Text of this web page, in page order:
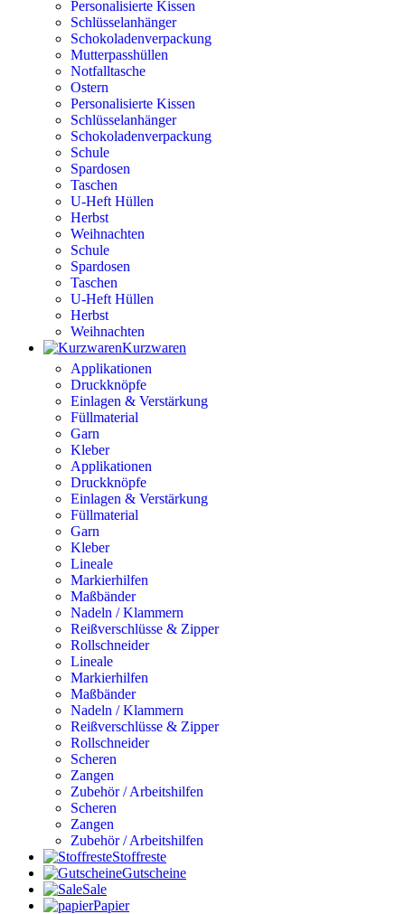
Personalisierte Kissen
Schlüsselanhänger
Schokoladenverpackung
Mutterpasshüllen
Notfalltasche
Ostern
Personalisierte Kissen
Schlüsselanhänger
Schokoladenverpackung
Schule
Spardosen
Taschen
U-Heft Hüllen
Herbst
Weihnachten
Schule
Spardosen
Taschen
U-Heft Hüllen
Herbst
Weihnachten
Kurzwaren
Applikationen
Druckknöpfe
Einlagen & Verstärkung
Füllmaterial
Garn
Kleber
Applikationen
Druckknöpfe
Einlagen & Verstärkung
Füllmaterial
Garn
Kleber
Lineale
Markierhilfen
Maßbänder
Nadeln / Klammern
Reißverschlüsse & Zipper
Rollschneider
Lineale
Markierhilfen
Maßbänder
Nadeln / Klammern
Reißverschlüsse & Zipper
Rollschneider
Scheren
Zangen
Zubehör / Arbeitshilfen
Scheren
Zangen
Zubehör / Arbeitshilfen
Stoffreste
Gutscheine
Sale
Papier